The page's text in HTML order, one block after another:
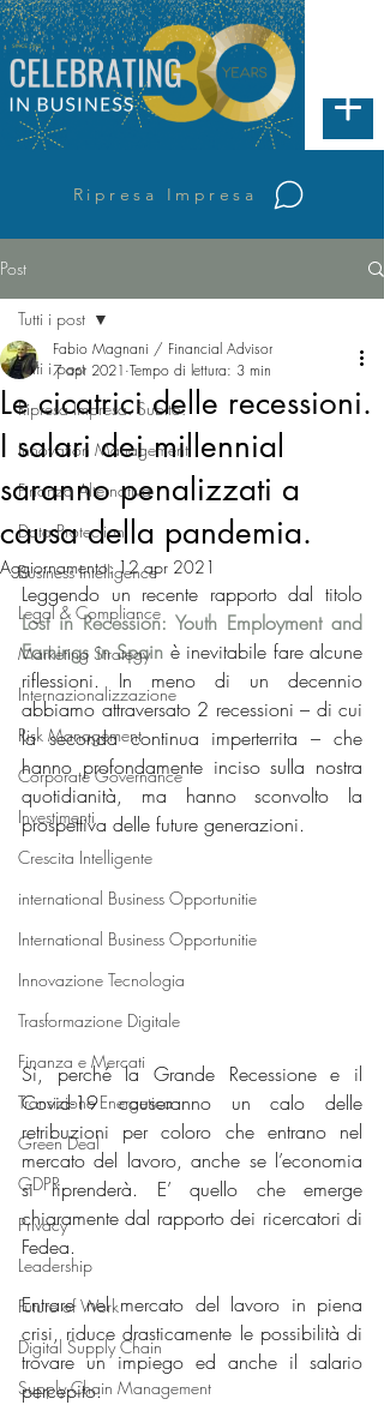
Ripresa Impresa
Post
Tutti i post
Ripresa Impresa. Subito.
Innovation Management
Finanza Alternativa
Data Protection
Business Intelligence
Legal & Compliance
Marketing Strategy
Internazionalizzazione
Risk Management
Corporate Governance
Investimenti
Crescita Intelligente
international Business Opportunitie
International Business Opportunitie
Innovazione Tecnologia
Trasformazione Digitale
Finanza e Mercati
Transizione Energetica
Green Deal
GDPR
Privacy
Leadership
Future of Work
Digital Supply Chain
Supply Chain Management
Tutti i post
Le cicatrici delle recessioni.
I salari dei millennial
saranno penalizzati a
causa della pandemia.
Fabio Magnani / Financial Advisor
7 apr 2021 Tempo di lettura: 3 min
Aggiornamento:12 apr 2021
Lost in Recession: Youth Employment and
Earnings in Spain è inevitabile fare alcune
riflessioni. In meno di un decennio
abbiamo attraversato 2 recessioni – di cui
la seconda continua imperterrita – che
hanno profondamente inciso sulla nostra
quotidianità, ma hanno sconvolto la
prospettiva delle future generazioni.
Sì, perché la Grande Recessione e il
Covid-19 causeranno un calo delle
retribuzioni per coloro che entrano nel
mercato del lavoro, anche se l’economia
si riprenderà. E’ quello che emerge
chiaramente dal rapporto dei ricercatori di
Fedea.
Entrare nel mercato del lavoro in piena
crisi, riduce drasticamente le possibilità di
trovare un impiego ed anche il salario
percepito.